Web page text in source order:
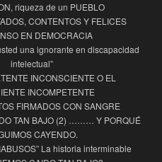
riqueza de un PUEBLO
CONTENTOS Y FELICES
EN DEMOCRACIA
una ignorante en discapacidad
intelectual”
INCONSCIENTE O EL
INCOMPETENTE
FIRMADOS CON SANGRE
TAN BAJO (2) ……… Y PORQUÉ
CAYENDO.
La historia interminable